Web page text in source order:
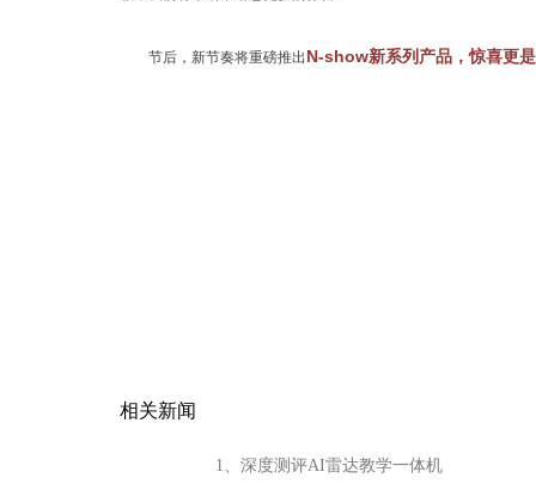
节后，新节奏将重磅推出 N-show新系列产品，惊喜更
相关新闻
1、深度测评AI雷达教学一体机